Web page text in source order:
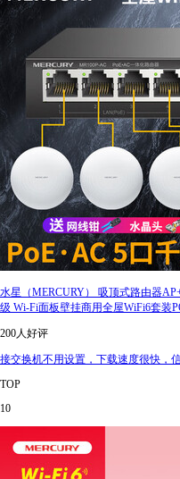
水星（MERCURY） 吸顶式路由器
级 Wi-Fi面板壁挂商用全屋WiFi6套装
200人好评
接交换机不用设置，下载速度很快，
TOP
10